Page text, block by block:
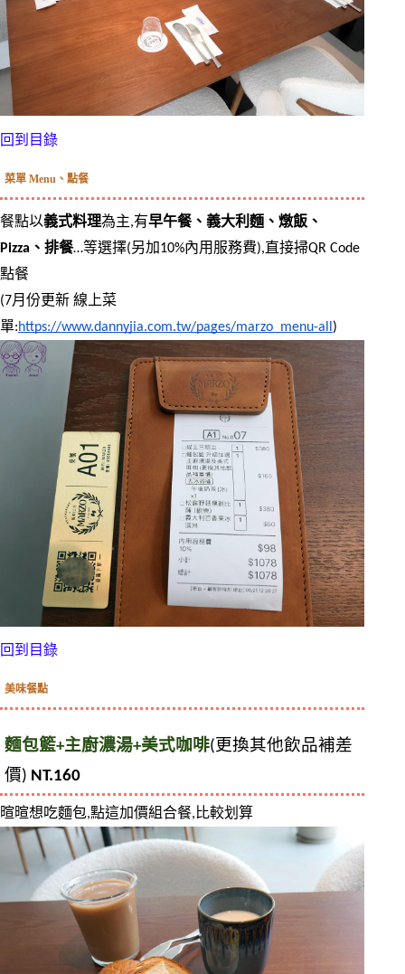
回到目錄
菜單 Menu、點餐
餐點以義式料理為主,有早午餐、義大利麵、燉飯、
Pizza、排餐…等選擇(另加10%內用服務費),直接掃QR Code
點餐
(7月份更新 線上菜
單:https://www.dannyjia.com.tw/pages/marzo_menu-all )
回到目錄
美味餐點
麵包籃+主廚濃湯+美式咖啡(更換其他飲品補差
價) NT.160
暄暄想吃麵包,點這加價組合餐,比較划算